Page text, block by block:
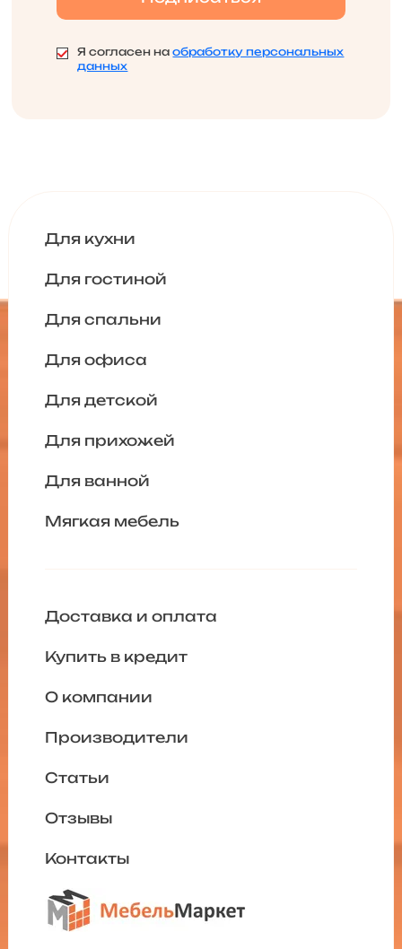
Я согласен наобработку персональных
данных
Для кухни
Для гостиной
Для спальни
Для офиса
Для детской
Для прихожей
Для ванной
Мягкая мебель
Доставка и оплата
Купить в кредит
О компании
Производители
Статьи
Отзывы
Контакты